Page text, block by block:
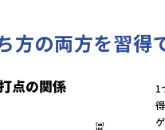
方の両方を習得
1